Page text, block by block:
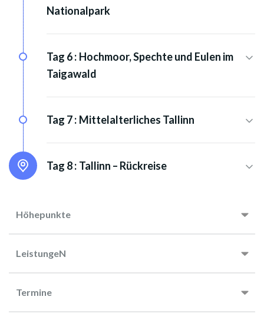
Höhepunkte
LeistungeN
Termine
Nationalpark
Tag 6 : Hochmoor, Spechte und Eulen im
Taigawald
Tag 7 : Mittelalterliches Tallinn
Tag 8 : Tallinn – Rückreise